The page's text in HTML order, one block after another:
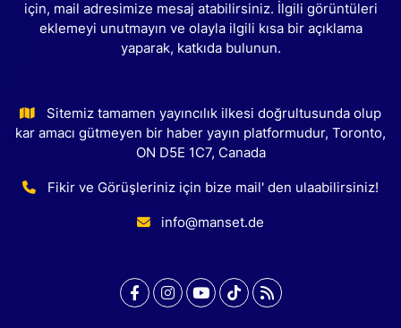
için, mail adresimize mesaj atabilirsiniz. İlgili görüntüleri
eklemeyi unutmayın ve olayla ilgili kısa bir açıklama
yaparak, katkıda bulunun.
Sitemiz tamamen yayıncılık ilkesi doğrultusunda olup
kar amacı gütmeyen bir haber yayın platformudur, Toronto,
ON D5E 1C7, Canada
Fikir ve Görüşleriniz için bize mail' den ulaabilirsiniz!
info@manset.de